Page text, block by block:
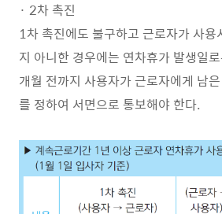
· 2차 촉진
1차 촉진에도 불구하고 근로자가 사
지 아니한 경우에는 연차휴가 발생일
개월 전까지 사용자가 근로자에게 남
를 정하여 서면으로 통보해야 한다.